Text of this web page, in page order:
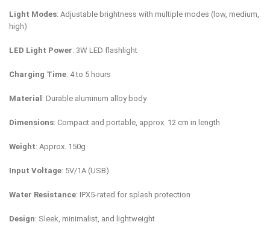
Light Modes: Adjustable brightness with multiple modes (low, medium,
high)
LED Light Power: 3W LED flashlight
Charging Time: 4 to 5 hours
Material : Durable aluminum alloy body
Dimensions: Compact and portable, approx. 12 cm in length
Weight: Approx. 150g
Input Voltage: 5V/1A (USB)
Water Resistance: IPX5-rated for splash protection
Design: Sleek, minimalist, and lightweight